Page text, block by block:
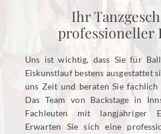
Ihr
professioneller
Uns ist wichtig, dass Sie für
Eiskunstlauf bestens ausgestattet
uns Zeit und beraten Sie
Das Team von Backstage in
Fachleuten mit langjähriger
Erwarten Sie sich eine